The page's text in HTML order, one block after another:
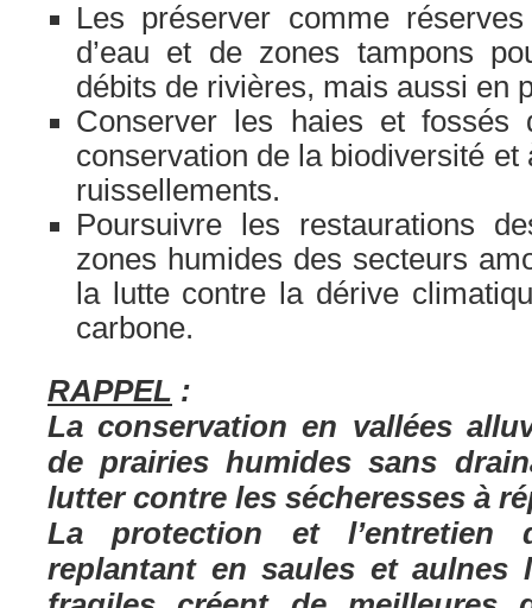
Les préserver comme
d’eau et de zones tampons
débits de rivières, mais aussi en
Conserver les haies et fossés
conservation de la biodiversité et
ruissellements.
Poursuivre les restaurations
zones humides des secteurs
la lutte contre la dérive
carbone.
RAPPEL :
La conservation en vallées
de prairies humides sans
lutter contre les sécheresses à
La protection et l’entretien
replantant en saules et aulnes